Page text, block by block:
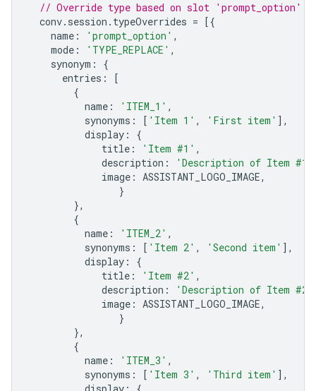
// Override type based on slot 'prompt_option'
conv. session . typeOverrides = [{
name : 'prompt_option' ,
mode : 'TYPE_REPLACE' ,
synonym :
{
entries :
[
{
name : 'ITEM_1' ,
synonyms : [ 'Item 1' , 'First item' ],
display :
{
title : 'Item #1' ,
description : 'Description of Item #1'
image : ASSISTANT_LOGO_IMAGE,
}
},
{
name : 'ITEM_2' ,
synonyms : [ 'Item 2' , 'Second item' ],
display :
{
title : 'Item #2' ,
description : 'Description of Item #2'
image : ASSISTANT_LOGO_IMAGE,
}
},
{
name : 'ITEM_3' ,
synonyms : [ 'Item 3' , 'Third item' ],